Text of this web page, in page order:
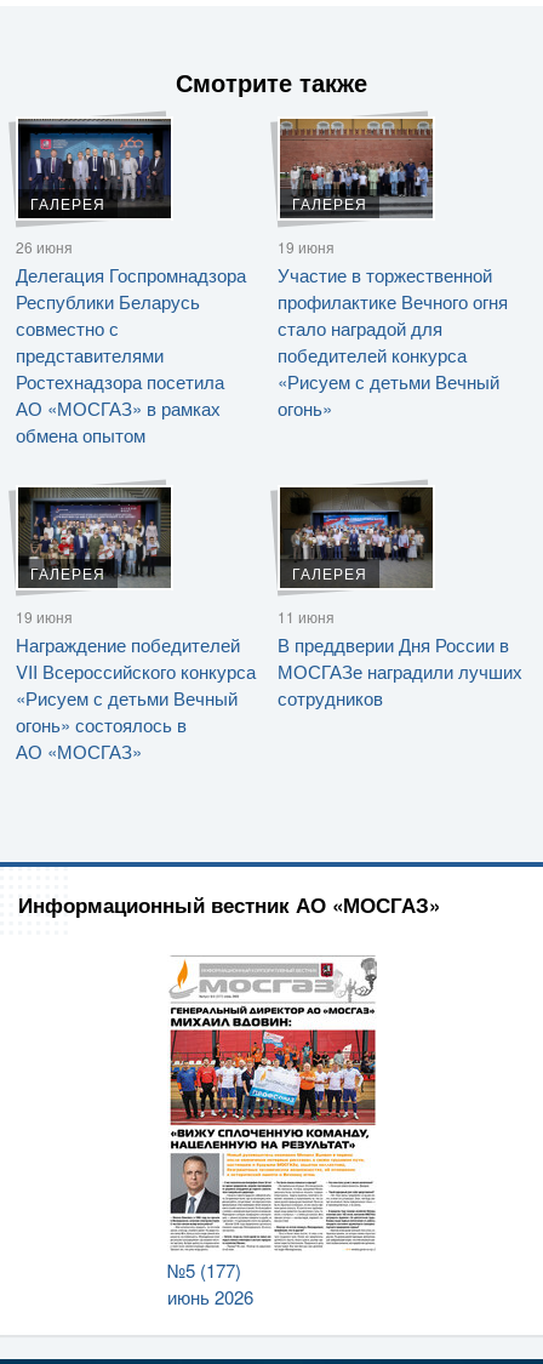
Смотрите также
ГАЛЕРЕЯ
26 июня
Делегация Госпромнадзора
Республики Беларусь
совместно с
представителями
Ростехнадзора посетила
АО «МОСГАЗ» в рамках
обмена опытом
ГАЛЕРЕЯ
19 июня
Участие в торжественной
профилактике Вечного огня
стало наградой для
победителей конкурса
«Рисуем с детьми Вечный
огонь»
ГАЛЕРЕЯ
19 июня
Награждение победителей
VII Всероссийского конкурса
«Рисуем с детьми Вечный
огонь» состоялось в
АО «МОСГАЗ»
ГАЛЕРЕЯ
11 июня
В преддверии Дня России в
МОСГАЗе наградили лучших
сотрудников
Информационный вестник АО «МОСГАЗ»
№5 (177)
июнь 2026